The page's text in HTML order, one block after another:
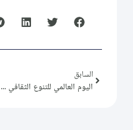
السابق
اليوم العالمي للتنوع الثقافي من أجل الحوار والتنمية